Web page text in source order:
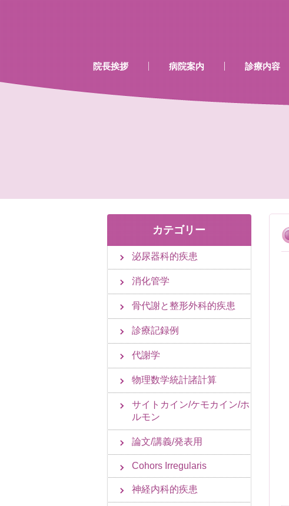
院長挨拶
病院案内
診療時間
当院で行える検診
当院で取り扱いのあるワクチン
診療内容
…既存のコード……既存のコード…
カテゴリー
泌尿器科的疾患
消化管学
骨代謝と整形外科的疾患
診療記録例
代謝学
物理数学統計諸計算
サイトカイン/ケモカイン/ホ
ルモン
論文/講義/発表用
Cohors Irregularis
神経内科的疾患